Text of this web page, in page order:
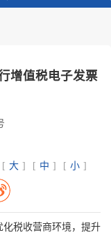
增值税电子发票
[ 大 ] [ 中 ] [ 小 ]
化税收营商环境，提升